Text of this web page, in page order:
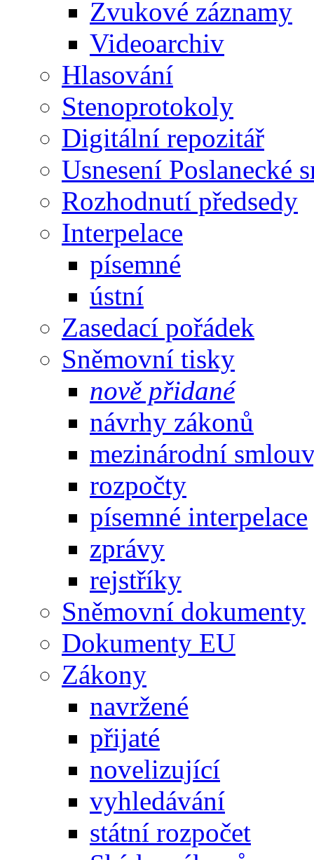
Zvukové záznamy
Videoarchiv
Hlasování
Stenoprotokoly
Digitální repozitář
Usnesení Poslanecké
Rozhodnutí předsedy
Interpelace
písemné
ústní
Zasedací pořádek
Sněmovní tisky
nově přidané
návrhy zákonů
mezinárodní
rozpočty
písemné interpelace
zprávy
rejstříky
Sněmovní dokumenty
Dokumenty EU
Zákony
navržené
přijaté
novelizující
vyhledávání
státní rozpočet